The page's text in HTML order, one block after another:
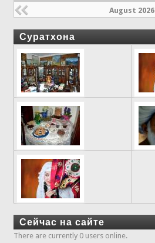
August 2026
Суратхона
Сейчас на сайте
There are currently 0 users online.